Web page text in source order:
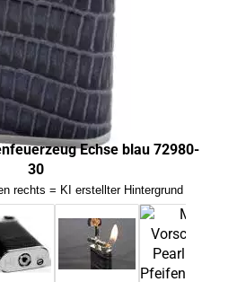
Echse blau 72980-
30
rechts = KI erstellter Hintergrund